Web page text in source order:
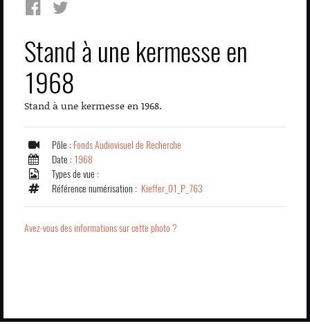
Stand à une kermesse en
1968
Stand à une kermesse en 1968.
Pôle : Fonds Audiovisuel de Recherche
Date : 1968
Types de vue :
Référence numérisation : Kieffer_01_P_763
Avez-vous des informations sur cette photo ?